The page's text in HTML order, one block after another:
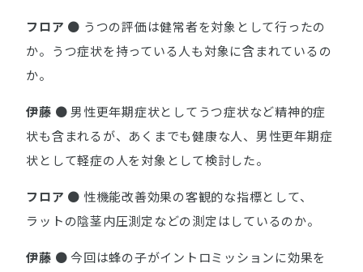
フロア ● うつの評価は健常者を対象として行ったの
か。うつ症状を持っている人も対象に含まれているの
か。
伊藤 ● 男性更年期症状としてうつ症状など精神的症
状も含まれるが、あくまでも健康な人、男性更年期症
状として軽症の人を対象として検討した。
フロア ● 性機能改善効果の客観的な指標として、
ラットの陰茎内圧測定などの測定はしているのか。
伊藤 ● 今回は蜂の子がイントロミッションに効果を